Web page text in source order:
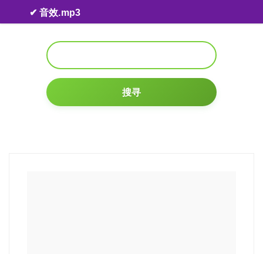
Skip to content
✔ 音效.mp3
搜寻